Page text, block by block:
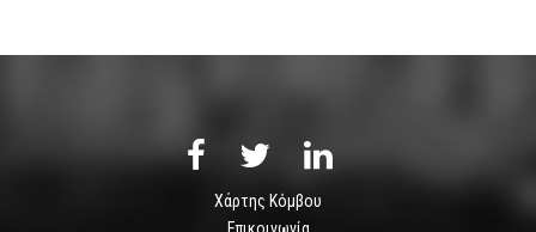
Χάρτης Κόμβου
Επικοινωνία